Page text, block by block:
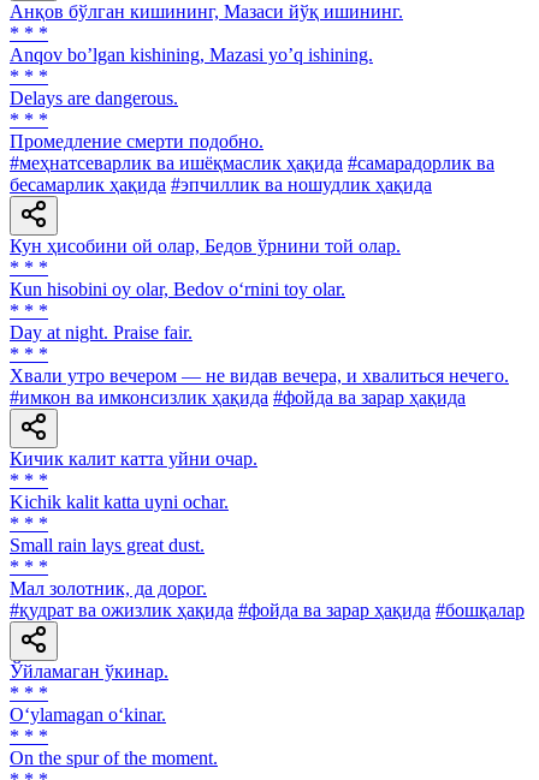
Анқов бўлган кишининг, Мазаси йўқ ишининг.
* * *
Аnqov boʼlgan kishining, Mazasi yoʼq ishining.
* * *
Delays are dangerous.
* * *
Промедление смерти подобно.
#меҳнатсеварлик ва ишёқмаслик ҳақида #самарадорлик ва
бесамарлик ҳақида #эпчиллик ва ношудлик ҳақида
Кун ҳисобини ой олар, Бедов ўрнини той олар.
* * *
Кun hisobini oy olar, Bedov o‘rnini toy olar.
* * *
Day at night. Praise fair.
* * *
Хвали утро вечером — не видав вечера, и хвалиться нечего.
#имкон ва имконсизлик ҳақида #фойда ва зарар ҳақида
Кичик калит катта уйни очар.
* * *
Kichik kalit katta uyni ochar.
* * *
Small rain lays great dust.
* * *
Мал золотник, да дорог.
#қудрат ва ожизлик ҳақида #фойда ва зарар ҳақида #бошқалар
Ўйламаган ўкинар.
* * *
O‘ylamagan o‘kinar.
* * *
On the spur of the moment.